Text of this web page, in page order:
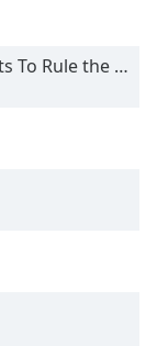
Rule the World